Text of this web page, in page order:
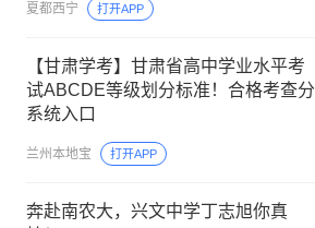
夏都西宁 打开APP
【甘肃学考】甘肃省高中学业水平考
试ABCDE等级划分标准！合格考查分
系统入口
兰州本地宝 打开APP
奔赴南农大，兴文中学丁志旭你真